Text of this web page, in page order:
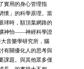
實用的身心管理指
懷」的科學原理。當
球時，額頂葉網路的
神怡——神經科學證
音樂學研究所，腦
有關優化人的思考與
課題。與其他眾多僅